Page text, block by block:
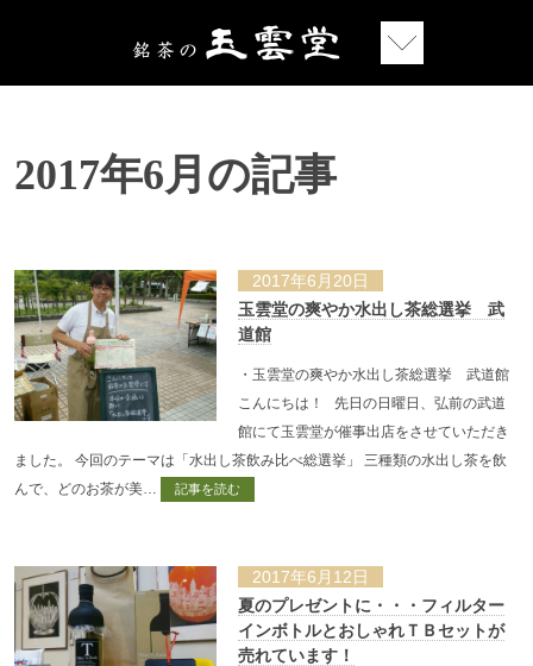
2017年6月の記事
2017年6月20日
玉雲堂の爽やか水出し茶総選挙 武
道館
・玉雲堂の爽やか水出し茶総選挙 武道館
こんにちは！ 先日の日曜日、弘前の武道
館にて玉雲堂が催事出店をさせていただき
ました。 今回のテーマは「水出し茶飲み比べ総選挙」 三種類の水出し茶を飲
んで、どのお茶が美…
記事を読む
2017年6月12日
夏のプレゼントに・・・フィルター
インボトルとおしゃれＴＢセットが
売れています！